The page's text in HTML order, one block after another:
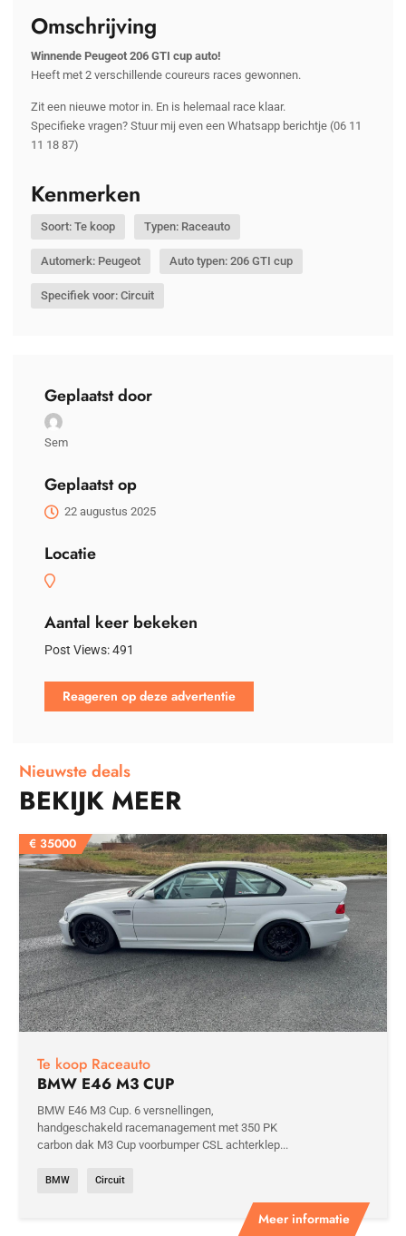
Omschrijving
Winnende Peugeot 206 GTI cup auto!
Heeft met 2 verschillende coureurs races gewonnen.
Zit een nieuwe motor in. En is helemaal race klaar.
Specifieke vragen? Stuur mij even een Whatsapp berichtje (06 11
11 18 87)
Kenmerken
Soort: Te koop Typen: Raceauto
Automerk: Peugeot Auto typen: 206 GTI cup
Specifiek voor: Circuit
Geplaatst door
Sem
Geplaatst op
22 augustus 2025
Locatie
Aantal keer bekeken
Post Views:491
Reageren op deze advertentie
Nieuwste deals
BEKIJK MEER
€ 35000
Meer informatie
Te koop Raceauto
BMW E46 M3 CUP
BMW E46 M3 Cup. 6 versnellingen,
handgeschakeld racemanagement met 350 PK
carbon dak M3 Cup voorbumper CSL achterklep...
BMW Circuit